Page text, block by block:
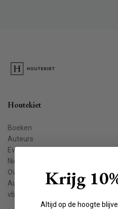
Houtekiet
Boeken
Auteurs
Evenementen
Nieuws
Over ons
Auteur worden
vbkbelgie.be
Krijg
Altijd op de hoogte